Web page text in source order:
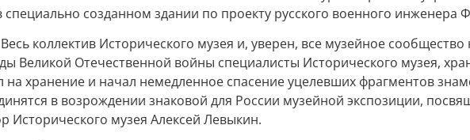
созданном здании по проекту русского военного инженера
коллектив Исторического музея и, уверен, все музейное
Великой Отечественной войны специалисты Исторического музея,
хранение и начал немедленное спасение уцелевших фрагментов
в возрождении знаковой для России музейной экспозиции,
Исторического музея Алексей Левыкин.